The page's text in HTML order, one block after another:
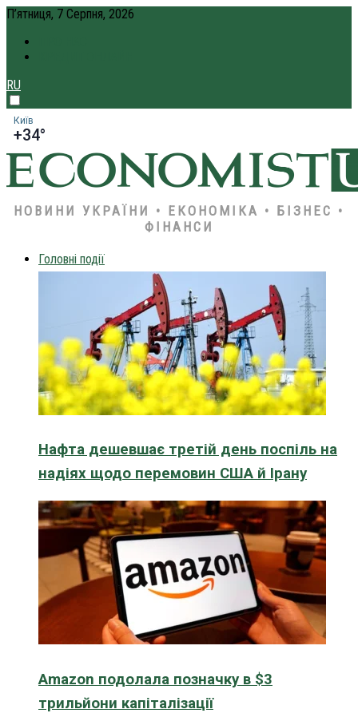
П’ятниця, 7 Серпня, 2026
RU
Київ
+34°
НОВИНИ УКРАЇНИ • ЕКОНОМІКА • БІЗНЕС •
ФІНАНСИ
Головні події
Нафта дешевшає третій день поспіль на
надіях щодо перемовин США й Ірану
Amazon подолала позначку в $3
трильйони капіталізації